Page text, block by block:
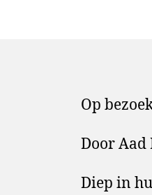
Op
Door Aad
Diep in